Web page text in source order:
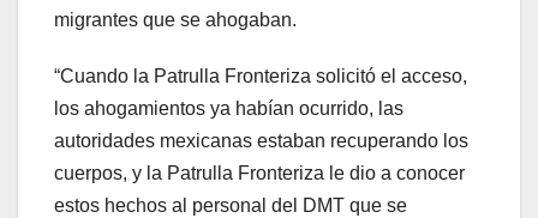
migrantes que se ahogaban.
“Cuando la Patrulla Fronteriza solicitó el acceso,
los ahogamientos ya habían ocurrido, las
autoridades mexicanas estaban recuperando los
cuerpos, y la Patrulla Fronteriza le dio a conocer
estos hechos al personal del DMT que se